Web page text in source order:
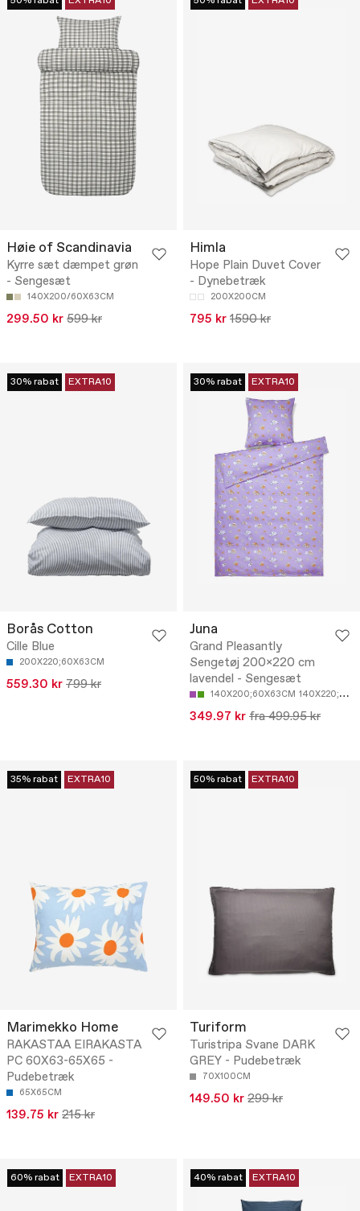
Høie of Scandinavia
Kyrre sæt dæmpet grøn
- Sengesæt
140X200/60X63CM
299.50 kr 599 kr
Himla
Hope Plain Duvet Cover
- Dynebetræk
200X200CM
795 kr 1590 kr
30% rabat EXTRA10
Borås Cotton
Cille Blue
200X220;60X63CM
559.30 kr 799 kr
30% rabat EXTRA10
Juna
Grand Pleasantly
Sengetøj 200x220 cm
lavendel - Sengesæt
140X200;60X63CM 140X220;60X63CM
349.97 kr fra 499.95 kr
35% rabat EXTRA10
Marimekko Home
RAKASTAA EIRAKASTA
PC 60X63-65X65 -
Pudebetræk
65X65CM
139.75 kr 215 kr
50% rabat EXTRA10
Turiform
Turistripa Svane DARK
GREY - Pudebetræk
70X100CM
149.50 kr 299 kr
60% rabat EXTRA10 40% rabat EXTRA10